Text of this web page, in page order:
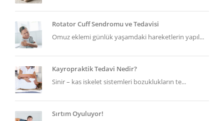
Rotator Cuff Sendromu ve Tedavisi
Omuz eklemi günlük yaşamdaki hareketlerin yapıl...
Kayropraktik Tedavi Nedir?
Sinir – kas iskelet sistemleri bozuklukların te...
Sırtım Oyuluyor!